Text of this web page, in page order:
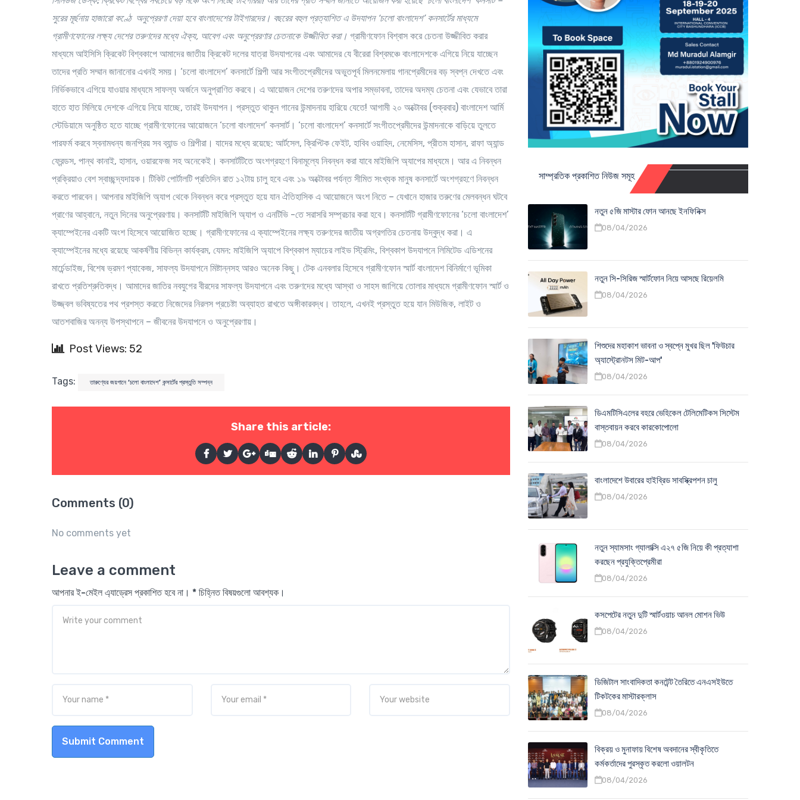
সুরের মূর্ছনায় হাজারো কণ্ঠে অনুপ্রেরণা দেয়া হবে বাংলাদেশের টাইগারদের। বছরের বহুল প্রত্যাশিত এ উদযাপন ‘চলো বাংলাদেশ’ কনসার্টের মাধ্যমে
গ্রামীণফোনের লক্ষ্য দেশের তরুণদের মধ্যে ঐক্য, আবেগ এবং অনুপ্রেরণার চেতনাকে উজ্জীবিত করা। গ্রামীণফোন বিশ্বাস করে চেতনা উজ্জীবিত করার
মাধ্যমে আইসিসি ক্রিকেট বিশ্বকাপে আমাদের জাতীয় ক্রিকেট দলের যাত্রা উদযাপনের এবং আমাদের যে বীরেরা বিশ্বমঞ্চে বাংলাদেশকে এগিয়ে নিয়ে যাচ্ছেন
তাদের প্রতি সম্মান জানানোর এখনই সময়। ‘চলো বাংলাদেশ’ কনসার্টে শিল্পী আর সংগীতপ্রেমীদের অভুতপূর্ব মিলনমেলায় গানপ্রেমীদের বড় স্বপ্ন দেখতে এবং
নির্ভিকভাবে এগিয়ে যাওয়ার মাধ্যমে সাফল্য অর্জনে অনুপ্রাণিত করবে। এ আয়োজন দেশের তরুণদের অপার সম্ভাবনা, তাদের অদম্য চেতনা এবং যেভাবে তারা
হাতে হাত মিলিয়ে দেশকে এগিয়ে নিয়ে যাচ্ছে, তারই উদযাপন। প্রস্তুত থাকুন গানের উন্মাদনায় হারিয়ে যেতে! আগামী ২০ অক্টোবর (শুক্রবার) বাংলাদেশ আর্মি
স্টেডিয়ামে অনুষ্ঠিত হতে যাচ্ছে গ্রামীণফোনের আয়োজনে ‘চলো বাংলাদেশ’ কনসার্ট। ‘চলো বাংলাদেশ’ কনসার্টে সংগীতপ্রেমীদের উন্মাদনাকে বাড়িয়ে তুলতে
পারফর্ম করবে স্বনামধন্য জনপ্রিয় সব ব্যান্ড ও শিল্পীরা। যাদের মধ্যে রয়েছে: আর্টসেল, ক্রিপ্টিক ফেইট, হাবিব ওয়াহিদ, নেমেসিস, প্রীতম হাসান, রাফা অ্যান্ড
ফ্রেন্ডস, পান্থ কানাই, হাসান, ওয়ারফেজ সহ অনেকেই। কনসার্টটিতে অংশগ্রহণে বিনামূল্যে নিবন্ধন করা যাবে মাইজিপি অ্যাপের মাধ্যমে। আর এ নিবন্ধন
প্রক্রিয়াও বেশ স্বাচ্ছন্দ্যদায়ক। টিকিট পোর্টালটি প্রতিদিন রাত ১২টায় চালু হবে এবং ১৯ অক্টোবর পর্যন্ত সীমিত সংখ্যক মানুষ কনসার্টে অংশগ্রহণে নিবন্ধন
করতে পারবেন। আপনার মাইজিপি অ্যাপ থেকে নিবন্ধন করে প্রস্তুত হয়ে যান ঐতিহাসিক এ আয়োজনে অংশ নিতে – যেখানে হাজার তরুণের মেলবন্ধন ঘটবে
প্রাণের আহ্বানে, নতুন দিনের অনুপ্রেরণায়। কনসার্টটি মাইজিপি অ্যাপ ও এনটিভি -তে সরাসরি সম্প্রচার করা হবে। কনসার্টটি গ্রামীণফোনের ‘চলো বাংলাদেশ’
ক্যাম্পেইনের একটি অংশ হিসেবে আয়োজিত হচ্ছে। গ্রামীণফোনের এ ক্যাম্পেইনের লক্ষ্য তরুণদের জাতীয় অগ্রগতির চেতনায় উদ্বুদ্ধ করা। এ
ক্যাম্পেইনের মধ্যে রয়েছে আকর্ষণীয় বিভিন্ন কার্যক্রম, যেমন: মাইজিপি অ্যাপে বিশ্বকাপ ম্যাচের লাইভ স্ট্রিমিং, বিশ্বকাপ উদযাপনে লিমিটেড এডিশনের
মার্চেন্ডাইজ, বিশেষ ভ্রমণ প্যাকেজ, সাফল্য উদযাপনে মিষ্টান্নসহ আরও অনেক কিছু। টেক এনবলার হিসেবে গ্রামীণফোন স্মার্ট বাংলাদেশ বিনির্মাণে ভূমিকা
রাখতে প্রতিশ্রুতিবদ্ধ। আমাদের জাতির নবযুগের বীরদের সাফল্য উদযাপনে এবং তরুণদের মধ্যে আস্থা ও সাহস জাগিয়ে তোলার মাধ্যমে গ্রামীণফোন স্মার্ট ও
উজ্জ্বল ভবিষ্যতের পথ প্রশস্ত করতে নিজেদের নিরলস প্রচেষ্টা অব্যাহত রাখতে অঙ্গীকারবদ্ধ। তাহলে, এখনই প্রস্তুত হয়ে যান মিউজিক, লাইট ও
আতশবাজির অনন্য উপস্থাপনে – জীবনের উদযাপনে ও অনুপ্রেরণায়।
Post Views: 52
Tags: তারুণ্যের জয়গানে ‘চলো বাংলাদেশ’ কন্সার্টের প্রস্তুতি সম্পন্ন
Share this article:
Comments (0)
No comments yet
Leave a comment
আপনার ই-মেইল এ্যাড্রেস প্রকাশিত হবে না। * চিহ্নিত বিষয়গুলো আবশ্যক।
Submit Comment
সাম্প্রতিক প্রকাশিত নিউজ সমূহ
নতুন ৫জি মাস্টার ফোন আনছে ইনফিনিক্স
08/04/2026
নতুন সি-সিরিজ স্মার্টফোন নিয়ে আসছে রিয়েলমি
08/04/2026
শিশুদের মহাকাশ ভাবনা ও স্বপ্নে মুখর ছিল 'ফিউচার
অ্যাস্ট্রোনটস মিট-আপ'
08/04/2026
ডিএমটিসিএলের বহরে ভেহিকেল টেলিমেটিকস সিস্টেম
বাস্তবায়ন করবে কারকোপোলো
08/04/2026
বাংলাদেশে উবারের হাইব্রিড সাবস্ক্রিপশন চালু
08/04/2026
নতুন স্যামসাং গ্যালাক্সি এ২৭ ৫জি নিয়ে কী প্রত্যাশা
করছেন প্রযুক্তিপ্রেমীরা
08/04/2026
কসপেটের নতুন দুটি স্মার্টওয়াচ আনল মোশন ভিউ
08/04/2026
ডিজিটাল সাংবাদিকতা কনটেন্ট তৈরিতে এনএসইউতে
টিকটকের মাস্টারক্লাস
08/04/2026
বিক্রয় ও মুনাফায় বিশেষ অবদানের স্বীকৃতিতে
কর্মকর্তাদের পুরস্কৃত করলো ওয়ালটন
08/04/2026